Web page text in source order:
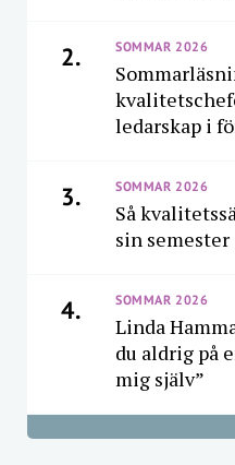
2. SOMMAR 2026
ledarskap i
3. SOMMAR 2026
Så
sin semester
4. SOMMAR 2026
Linda
du aldrig på
mig själv”